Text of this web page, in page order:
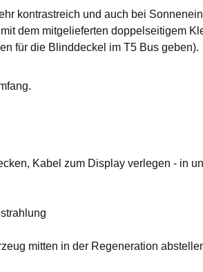
kontrastreich und auch bei
dem mitgelieferten doppelseitigem
für die Blinddeckel im T5 Bus geben).
Kabel zum Display verlegen - in
mitten in der Regeneration